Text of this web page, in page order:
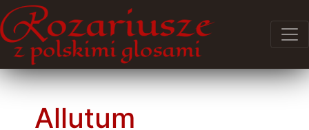
Allutum